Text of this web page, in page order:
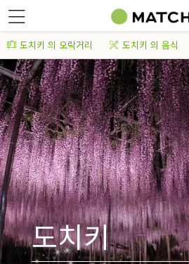
도치키 의 오락거리 도치키 의 음식
도치키